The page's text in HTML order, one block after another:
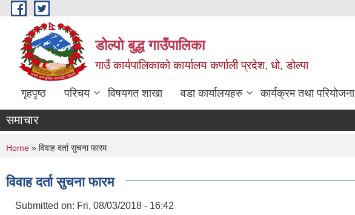
Skip to main content
डोल्पो बुद्ध गाउँपालिका
गाउँ कार्यपालिकाकाे कार्यालय कर्णाली प्रदेश, धो, डोल्पा
गृहपृष्ठ परिचय विषयगत शाखा वडा कार्यालयहरु कार्यक्रम तथा परियोजना
समाचार
You are here
Home » विवाह दर्ता सुचना फारम
विवाह दर्ता सुचना फारम
Submitted on: Fri, 08/03/2018 - 16:42